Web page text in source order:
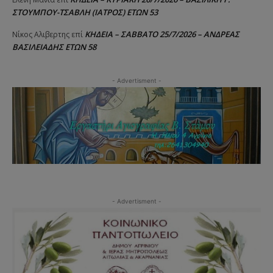
ΣΤΟΥΜΠΟΥ-ΤΣΑΒΛΗ (ΙΑΤΡΟΣ) ΕΤΩΝ 53
Νίκος Αλιβερτης επί ΚΗΔΕΙΑ – ΣΑΒΒΑΤΟ 25/7/2026 – ΑΝΔΡΕΑΣ
ΒΑΣΙΛΕΙΑΔΗΣ ΕΤΩΝ 58
- Advertisment -
- Advertisment -